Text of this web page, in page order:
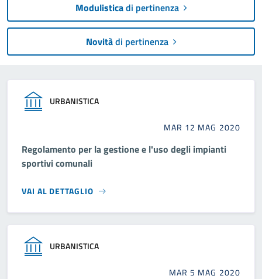
Modulisticadi pertinenza
Novitàdi pertinenza
URBANISTICA
MAR 12 MAG 2020
Regolamento per la gestione e l'uso degli impianti
sportivi comunali
VAI AL DETTAGLIO
URBANISTICA
MAR 5 MAG 2020